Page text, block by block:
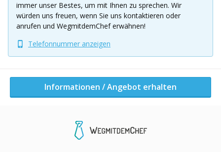
Informationen / Angebot erhalten
immer unser Bestes, um mit Ihnen zu sprechen. Wir
würden uns freuen, wenn Sie uns kontaktieren oder
anrufen und WegmitdemChef erwähnen!
Telefonnummer anzeigen
Informationen / Angebot erhalten